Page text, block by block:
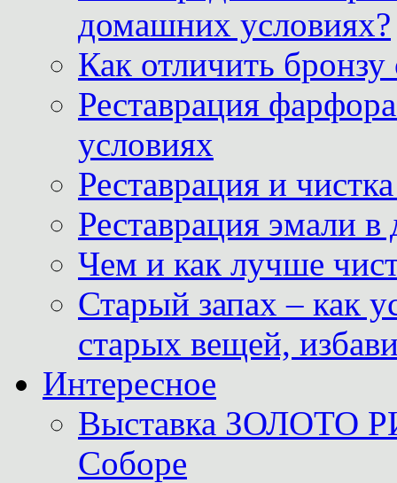
домашних условиях?
Как отличить
Реставрация
условиях
Реставрация и
Реставрация эмали
Чем и как лучше
Старый запах – как
старых вещей,
Интересное
Выставка ЗОЛОТО
Соборе